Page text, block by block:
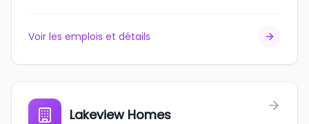
Voir les emplois et détails
Lakeview Homes